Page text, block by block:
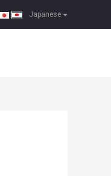
Japanese
|